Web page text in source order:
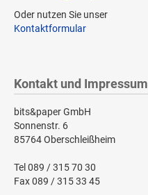
Oder nutzen Sie unser
Kontaktformular
Kontakt und Impressum
bits&paper GmbH
Sonnenstr. 6
85764 Oberschleißheim
Tel 089 / 315 70 30
Fax 089 / 315 33 45